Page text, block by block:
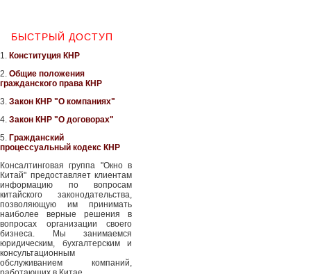
БЫСТРЫЙ ДОСТУП
1. Конституция КНР
2. Общие положения
гражданского права КНР
3. Закон КНР "О компаниях"
4. Закон КНР "О договорах"
5. Гражданский
процессуальный кодекс КНР
Консалтинговая группа "Окно в
Китай" предоставляет клиентам
информацию по вопросам
китайского законодательства,
позволяющую им принимать
наиболее верные решения в
вопросах организации своего
бизнеса. Мы занимаемся
юридическим, бухгалтерским и
консультационным
обслуживанием компаний,